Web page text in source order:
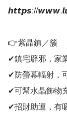
𝙝𝙩𝙩𝙥𝙨://
👉紫晶鎮／簇
✔鎮宅辟邪，家
✔防螢幕輻射，
✔可幫水晶飾物
✔招財助運，有